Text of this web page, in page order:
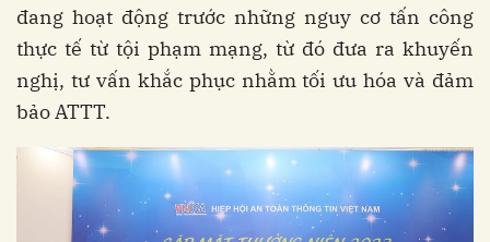
đang hoạt động trước những nguy cơ tấn công
thực tế từ tội phạm mạng, từ đó đưa ra khuyến
nghị, tư vấn khắc phục nhằm tối ưu hóa và đảm
bảo ATTT.